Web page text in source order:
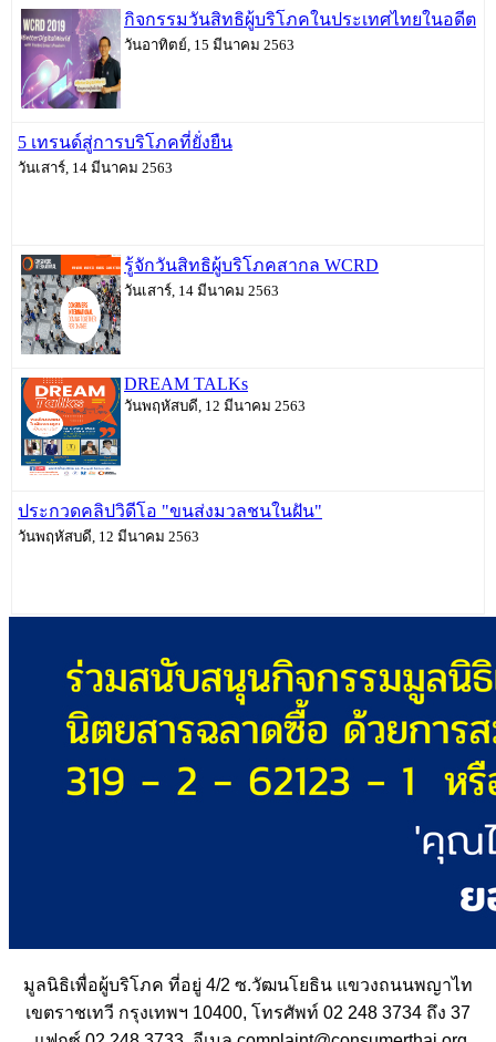
กิจกรรมวันสิทธิผู้บริโภคในประเทศไทยในอดีต
วันอาทิตย์, 15 มีนาคม 2563
5 เทรนด์สู่การบริโภคที่ยั่งยืน
วันเสาร์, 14 มีนาคม 2563
รู้จักวันสิทธิผู้บริโภคสากล WCRD
วันเสาร์, 14 มีนาคม 2563
DREAM TALKs
วันพฤหัสบดี, 12 มีนาคม 2563
ประกวดคลิปวิดีโอ "ขนส่งมวลชนในฝัน"
วันพฤหัสบดี, 12 มีนาคม 2563
มูลนิธิเพื่อผู้บริโภค ที่อยู่ 4/2 ซ.วัฒนโยธิน แขวงถนนพญาไท
เขตราชเทวี กรุงเทพฯ 10400, โทรศัพท์ 02 248 3734 ถึง 37